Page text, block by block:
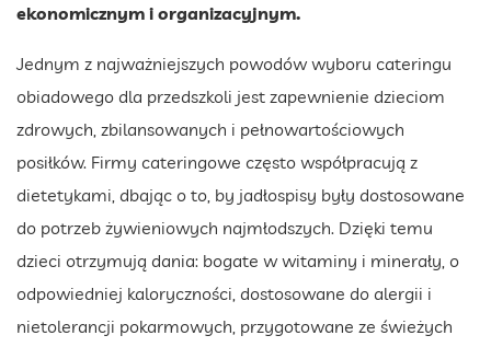
ekonomicznym i organizacyjnym.
Jednym z najważniejszych powodów wyboru cateringu
obiadowego dla przedszkoli jest zapewnienie dzieciom
zdrowych, zbilansowanych i pełnowartościowych
posiłków. Firmy cateringowe często współpracują z
dietetykami, dbając o to, by jadłospisy były dostosowane
do potrzeb żywieniowych najmłodszych. Dzięki temu
dzieci otrzymują dania: bogate w witaminy i minerały, o
odpowiedniej kaloryczności, dostosowane do alergii i
nietolerancji pokarmowych, przygotowane ze świeżych